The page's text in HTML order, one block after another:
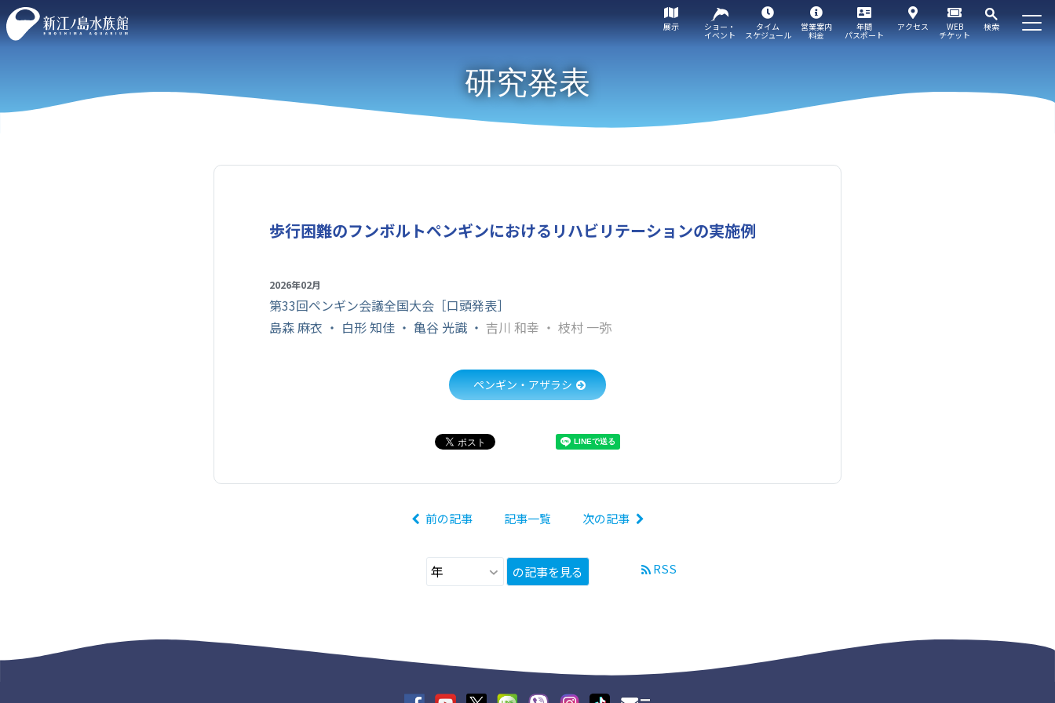
WEB
チケット
検索
展示 ショー・
イベント
タイム
スケジュール
営業案内
料金
年間
パスポート
アクセス
研究発表
歩行困難のフンボルトペンギンにおけるリハビリテーションの実施例
2026年02月
第33回ペンギン会議全国大会［口頭発表］
島森 麻衣 ・ 白形 知佳 ・ 亀谷 光識 ・ 吉川 和幸 ・ 枝村 一弥
ペンギン・アザラシ
前の記事 記事一覧 次の記事
の記事を見る RSS